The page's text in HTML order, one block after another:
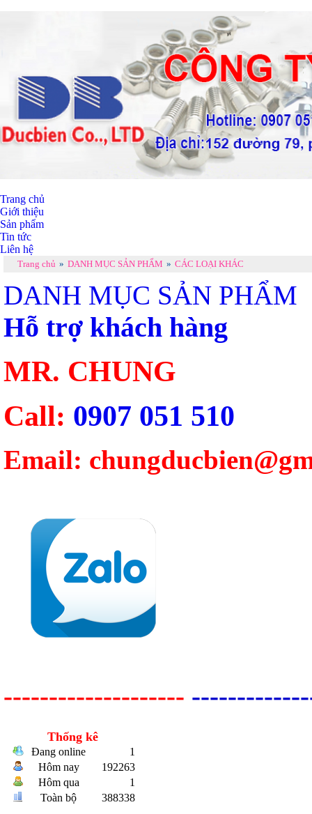
Trang chủ
Giới thiệu
Sản phẩm
Tin tức
Liên hệ
Trang chủ » DANH MỤC SẢN PHẨM » CÁC LOẠI KHÁC
DANH MỤC SẢN PHẨM
Hỗ trợ khách hàng
MR. CHUNG
Call: 0907 051 510
Email:
--------------------
Thống kê
Đang online
1
Hôm nay
192263
Hôm qua
1
Toàn bộ
388338